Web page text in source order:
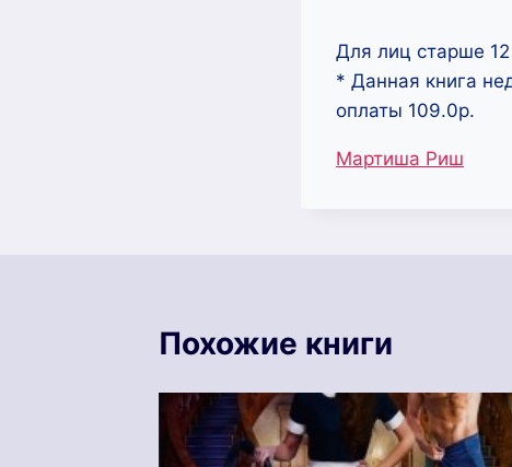
Для лиц старше
* Данная книга
оплаты 109.0р.
Метки
Мартиша Риш
Похожие книги